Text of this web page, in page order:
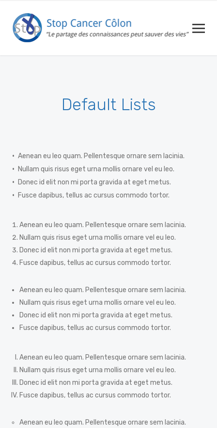
Default Lists
Aenean eu leo quam. Pellentesque ornare sem lacinia.
Nullam quis risus eget urna mollis ornare vel eu leo.
Donec id elit non mi porta gravida at eget metus.
Fusce dapibus, tellus ac cursus commodo tortor.
Aenean eu leo quam. Pellentesque ornare sem lacinia.
Nullam quis risus eget urna mollis ornare vel eu leo.
Donec id elit non mi porta gravida at eget metus.
Fusce dapibus, tellus ac cursus commodo tortor.
Aenean eu leo quam. Pellentesque ornare sem lacinia.
Nullam quis risus eget urna mollis ornare vel eu leo.
Donec id elit non mi porta gravida at eget metus.
Fusce dapibus, tellus ac cursus commodo tortor.
Aenean eu leo quam. Pellentesque ornare sem lacinia.
Nullam quis risus eget urna mollis ornare vel eu leo.
Donec id elit non mi porta gravida at eget metus.
Fusce dapibus, tellus ac cursus commodo tortor.
Aenean eu leo quam. Pellentesque ornare sem lacinia.